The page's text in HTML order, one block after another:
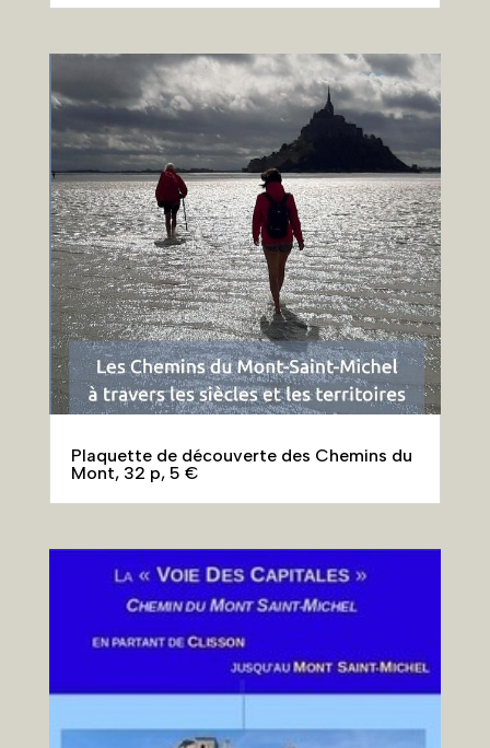
Plaquette de découverte des Chemins du
Mont, 32 p, 5 €